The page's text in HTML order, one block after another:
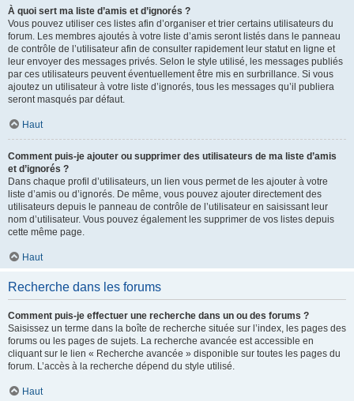
À quoi sert ma liste d’amis et d’ignorés ?
Vous pouvez utiliser ces listes afin d’organiser et trier certains utilisateurs du
forum. Les membres ajoutés à votre liste d’amis seront listés dans le panneau
de contrôle de l’utilisateur afin de consulter rapidement leur statut en ligne et
leur envoyer des messages privés. Selon le style utilisé, les messages publiés
par ces utilisateurs peuvent éventuellement être mis en surbrillance. Si vous
ajoutez un utilisateur à votre liste d’ignorés, tous les messages qu’il publiera
seront masqués par défaut.
Haut
Comment puis-je ajouter ou supprimer des utilisateurs de ma liste d’amis
et d’ignorés ?
Dans chaque profil d’utilisateurs, un lien vous permet de les ajouter à votre
liste d’amis ou d’ignorés. De même, vous pouvez ajouter directement des
utilisateurs depuis le panneau de contrôle de l’utilisateur en saisissant leur
nom d’utilisateur. Vous pouvez également les supprimer de vos listes depuis
cette même page.
Haut
Recherche dans les forums
Comment puis-je effectuer une recherche dans un ou des forums ?
Saisissez un terme dans la boîte de recherche située sur l’index, les pages des
forums ou les pages de sujets. La recherche avancée est accessible en
cliquant sur le lien « Recherche avancée » disponible sur toutes les pages du
forum. L’accès à la recherche dépend du style utilisé.
Haut